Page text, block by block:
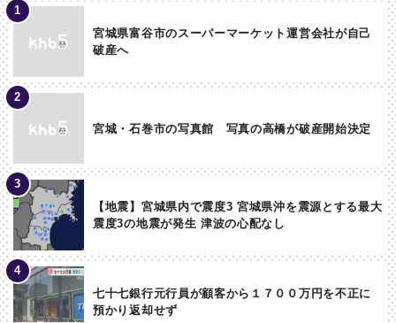
宮城県富谷市のスーパーマーケット運営会社が自己
破産へ
宮城・石巻市の写真館 写真の高橋が破産開始決定
【地震】宮城県内で震度3 宮城県沖を震源とする最大
震度3の地震が発生 津波の心配なし
七十七銀行元行員が顧客から１７００万円を不正に
預かり返却せず